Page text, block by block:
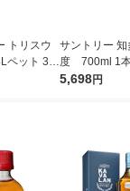
トリスウ
ペット 37
容量
サントリー 知
度 700ml 1
スキー
5,698円